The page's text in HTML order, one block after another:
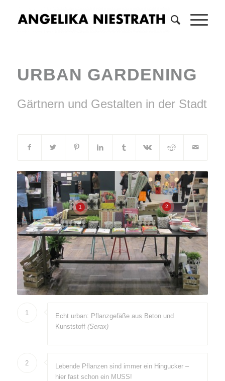
URBAN GARDENING
Gärtnern und Gestalten in der Stadt
1 2
1
Echt urban: Pflanzgefäße aus Beton und
Kunststoff(Serax)
2
Lebende Pflanzen sind immer ein Hingucker –
hier fast schon ein MUSS!